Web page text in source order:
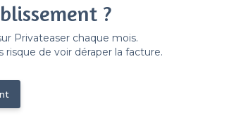
?
Privateaser chaque mois.
de voir déraper la facture.